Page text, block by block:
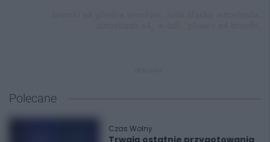
Polecane
Czas Wolny
Trwają ostatnie przygotowania